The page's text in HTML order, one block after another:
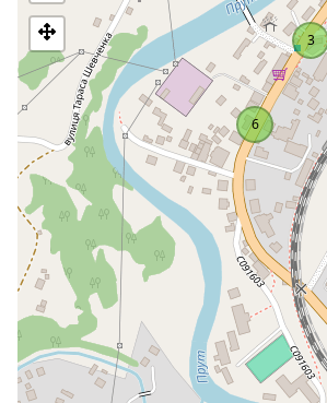
najwyższy szczyt Karpat - Howerlę.
historię i swój własny smak.
Lokalne muzeum historii i wiedzy, które
2006 roku, pozwala lepiej poznać ten
budynku, w którym dawniej znajdował się
eksponatów nawiązuje do życia słynnego
polityka Stepana Fedaka, którego losy
miejscowością.
Zbiory muzeum podkreślają historyczne
osobliwości jej kultury i architektury.
ruchu opryszkowskiego. Muzeum
związane z tym okresem w historii wsi.
poświęcone są wierze religijnej
sportowemu, usługom turystycznym,
przemysłowemu i wybitnym
Dni robocze: piątek, sobota, niedziela, dni
6
3